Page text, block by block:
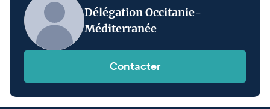
Délégation Occitanie-
Méditerranée
Contacter